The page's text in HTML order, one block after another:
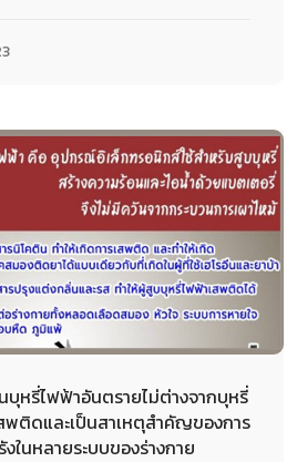
บุหรี่ไฟฟ้าอันตรายไม่ต่างจากบุหรี่
พติดและเป็นสาเหตุสำคัญของการ
งในหลายระบบของร่างกาย